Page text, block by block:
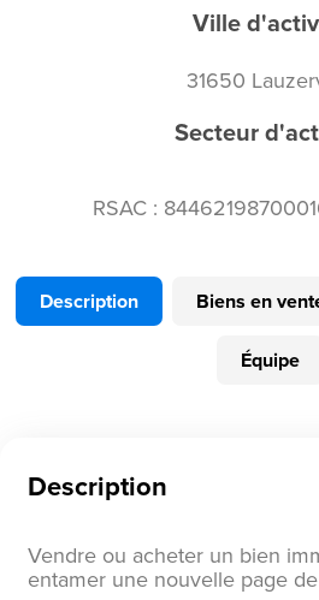
Ville
31650
Secteur
RSAC :
Description Biens en
Équipe
Description
Vendre ou acheter un bien
entamer une nouvelle page